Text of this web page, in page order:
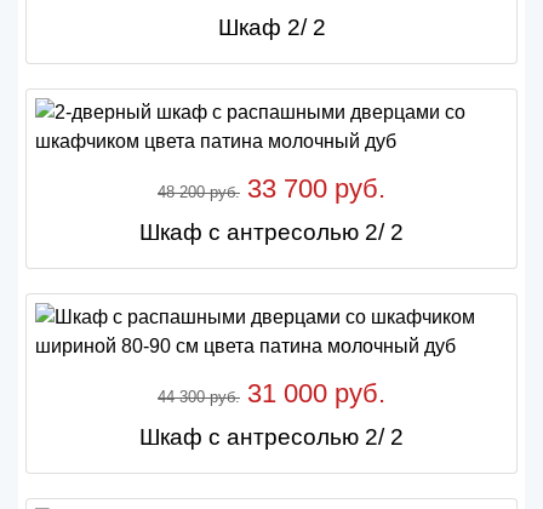
Шкаф 2/ 2
48 200 руб. 33 700 руб.
Шкаф с антресолью 2/ 2
44 300 руб. 31 000 руб.
Шкаф с антресолью 2/ 2